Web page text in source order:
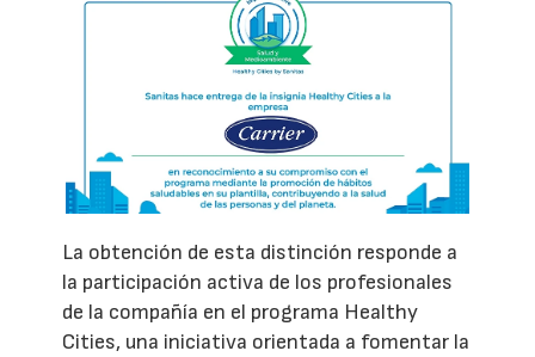
La obtención de esta distinción responde a
la participación activa de los profesionales
de la compañía en el programa Healthy
Cities, una iniciativa orientada a fomentar la